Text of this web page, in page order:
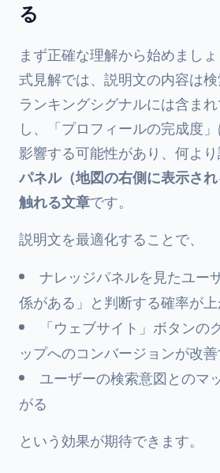
る
まず正確な理解から始めまし
式見解では、説明文の内容は
ランキングシグナルには含ま
し、「プロフィールの完成度
影響する可能性があり、何よ
パネル（地図の右側に表示さ
触れる文章です。
説明文を最適化することで、
ナレッジパネルを見たユー
係がある」と判断する確率が
「ウェブサイト」ボタンの
ップへのコンバージョンが改
ユーザーの検索意図とのマ
がる
という効果が期待できます。